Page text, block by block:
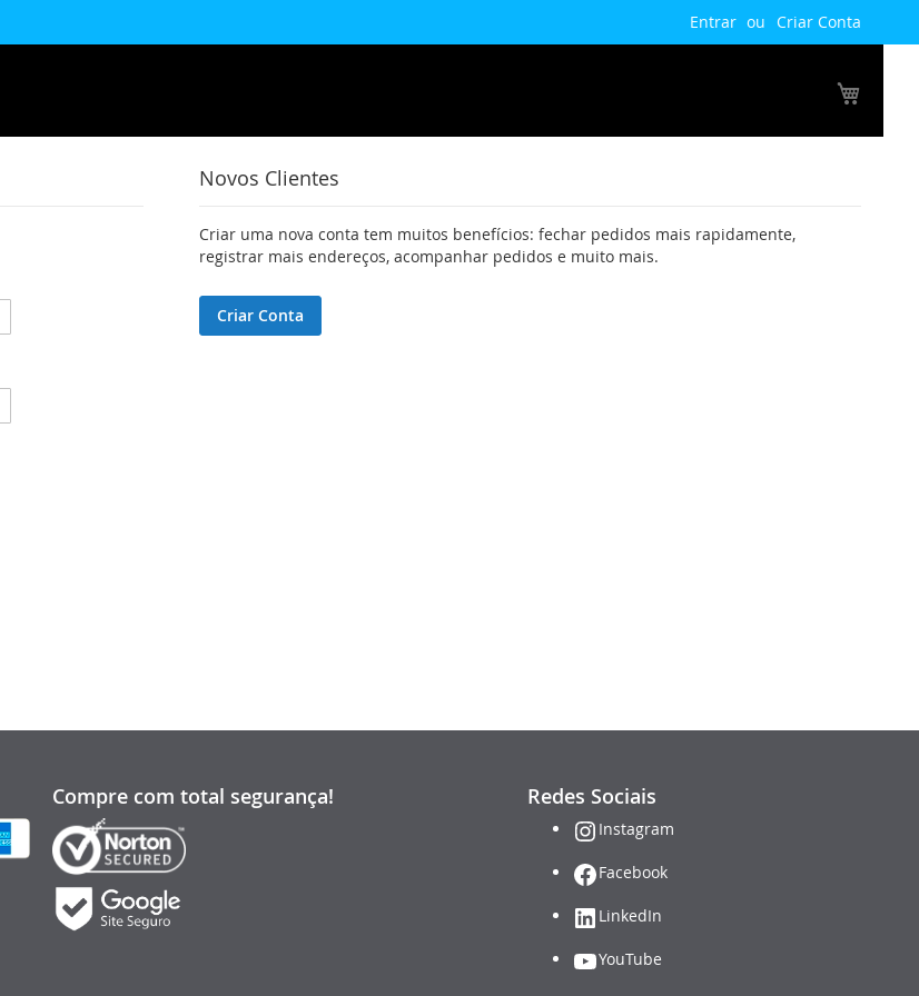
Entrar Criar Conta
Novos Clientes
Criar uma nova conta tem muitos benefícios: fechar pedidos mais rapidamente,
registrar mais endereços, acompanhar pedidos e muito mais.
Criar Conta
Compre com total segurança! Redes Sociais
Instagram
Facebook
LinkedIn
YouTube